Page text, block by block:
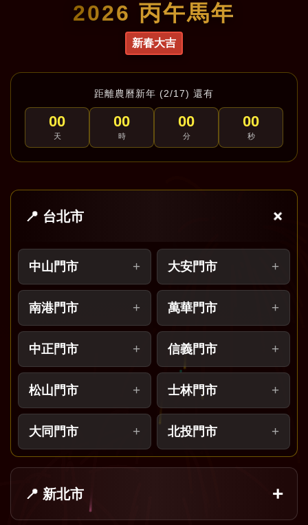
2026 丙午馬年
新春大吉
距離農曆新年 (2/17) 還有
00
天
00
時
00
分
00
秒
📍 台北市
中山門市 大安門市
南港門市 萬華門市
中正門市 信義門市
松山門市 士林門市
大同門市 北投門市
📍 新北市